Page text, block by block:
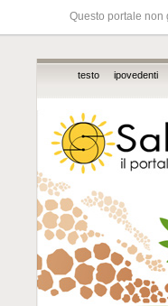
Questo portale non
testo ipovedenti